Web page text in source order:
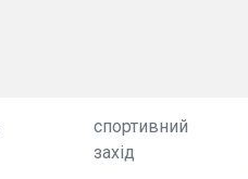
спортивний
захід